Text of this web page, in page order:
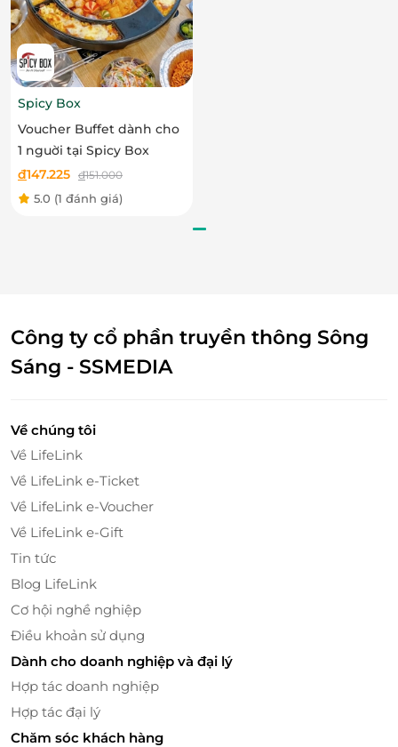
tiếngcủa Đà Nẵng như:
Cầu Rồng– phun lửa và phun nước độc đáo vào
các tốithứ 6, 7, Chủ nhật
Cầu Tình Yêu,cầu sông Hàn quay
Phước…
xuống mặt nước
Mọi khung hình tại đây đều mang đến cảm giác nên
nhớ.
Thưởng thức bữa tối đậm chất ẩm thực Việt –
thống và hiện đại
thực khách:
Menu 01 gồm:
dưa leo, cà chua; Cá phi lê chiên xù; Mì Ý bò bằm;
Trái cây theo mùa
Menu 02 gồm:Chả giò hải sản; Salad bò trộn; Gà
quay & bánh bao; Cơm chiên Dương Châu; Trái
cây theo mùa
Spicy Box
Voucher Buffet dành cho
1 nguời tại Spicy Box
đ147.225 đ151.000
5.0 (1 đánh giá)
Công ty cổ phần truyền thông Sông
Sáng - SSMEDIA
Về chúng tôi
Về LifeLink
Về LifeLink e-Ticket
Về LifeLink e-Voucher
Về LifeLink e-Gift
Tin tức
Blog LifeLink
Cơ hội nghề nghiệp
Điều khoản sử dụng
Dành cho doanh nghiệp và đại lý
Hợp tác doanh nghiệp
Hợp tác đại lý
Chăm sóc khách hàng